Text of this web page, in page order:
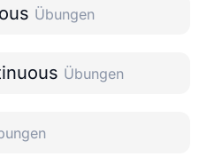
Übungen
Übungen